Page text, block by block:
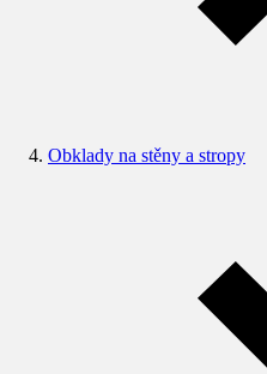
Obklady na stěny a stropy